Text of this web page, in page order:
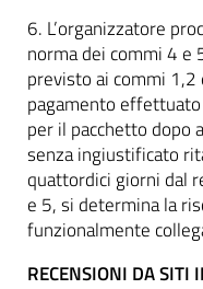
6. L’organizzatore
norma dei commi 4 e
previsto ai commi
pagamento
per il pacchetto dopo
senza ingiustificato
quattordici giorni dal
e 5, si determina la
funzionalmente
RECENSIONI DA SITI